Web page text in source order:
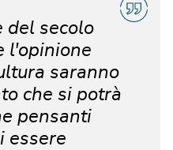
del secolo
l'opinione
saranno
che si potrà
pensanti
essere